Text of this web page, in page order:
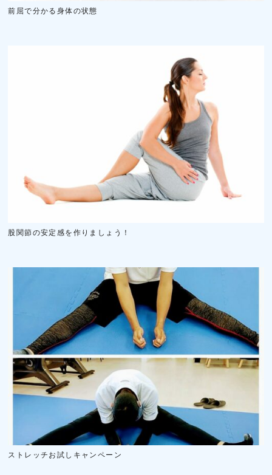
前屈で分かる身体の状態
股関節の安定感を作りましょう！
ストレッチお試しキャンペーン